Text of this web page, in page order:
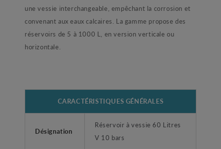
une vessie interchangeable, empêchant la corrosion et
convenant aux eaux calcaires. La gamme propose des
réservoirs de 5 à 1000 L, en version verticale ou
horizontale.
CARACTÉRISTIQUES GÉNÉRALES
Désignation
Réservoir à vessie 60 Litres
V 10 bars